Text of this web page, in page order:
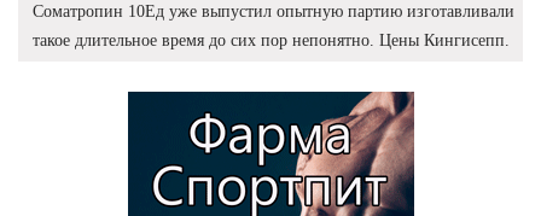
Cоматропин 10Ед уже выпустил опытную партию изготавливали
такое длительное время до сих пор непонятно. Цены Кингисепп.